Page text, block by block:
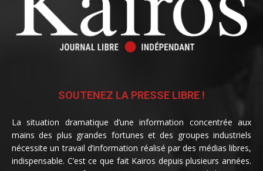
SOUTENEZ LA PRESSE LIBRE !
La situation dramatique d’une information concentrée aux
mains des plus grandes fortunes et des groupes industriels
nécessite un travail d’information réalisé par des médias libres,
indispensable. C’est ce que fait Kairos depuis plusieurs années.